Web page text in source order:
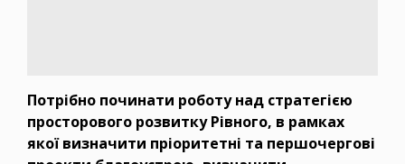
Потрібно починати роботу над стратегією
просторового розвитку Рівного, в рамках
якої визначити пріоритетні та першочергові